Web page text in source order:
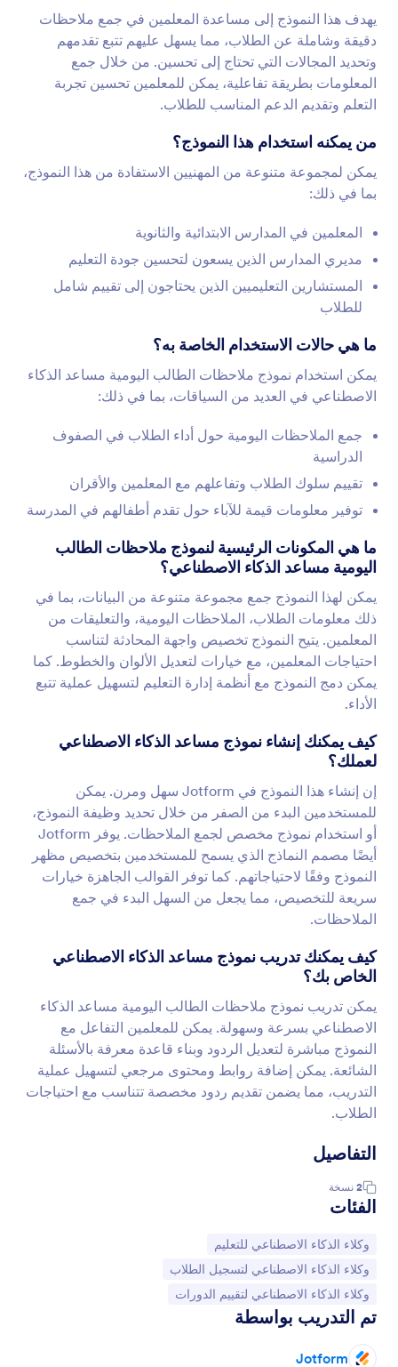
يهدف هذا النموذج إلى مساعدة المعلمين في جمع ملاحظات
دقيقة وشاملة عن الطلاب، مما يسهل عليهم تتبع تقدمهم
وتحديد المجالات التي تحتاج إلى تحسين. من خلال جمع
المعلومات بطريقة تفاعلية، يمكن للمعلمين تحسين تجربة
التعلم وتقديم الدعم المناسب للطلاب.
من يمكنه استخدام هذا النموذج؟
يمكن لمجموعة متنوعة من المهنيين الاستفادة من هذا النموذج،
بما في ذلك:
المعلمين في المدارس الابتدائية والثانوية
مديري المدارس الذين يسعون لتحسين جودة التعليم
المستشارين التعليميين الذين يحتاجون إلى تقييم شامل
للطلاب
ما هي حالات الاستخدام الخاصة به؟
يمكن استخدام نموذج ملاحظات الطالب اليومية مساعد الذكاء
الاصطناعي في العديد من السياقات، بما في ذلك:
جمع الملاحظات اليومية حول أداء الطلاب في الصفوف
الدراسية
تقييم سلوك الطلاب وتفاعلهم مع المعلمين والأقران
توفير معلومات قيمة للآباء حول تقدم أطفالهم في المدرسة
ما هي المكونات الرئيسية لنموذج ملاحظات الطالب
اليومية مساعد الذكاء الاصطناعي؟
يمكن لهذا النموذج جمع مجموعة متنوعة من البيانات، بما في
ذلك معلومات الطلاب، الملاحظات اليومية، والتعليقات من
المعلمين. يتيح النموذج تخصيص واجهة المحادثة لتناسب
احتياجات المعلمين، مع خيارات لتعديل الألوان والخطوط. كما
يمكن دمج النموذج مع أنظمة إدارة التعليم لتسهيل عملية تتبع
الأداء.
كيف يمكنك إنشاء نموذج مساعد الذكاء الاصطناعي
لعملك؟
إن إنشاء هذا النموذج في Jotform سهل ومرن. يمكن
للمستخدمين البدء من الصفر من خلال تحديد وظيفة النموذج،
أو استخدام نموذج مخصص لجمع الملاحظات. يوفر Jotform
أيضًا مصمم النماذج الذي يسمح للمستخدمين بتخصيص مظهر
النموذج وفقًا لاحتياجاتهم. كما توفر القوالب الجاهزة خيارات
سريعة للتخصيص، مما يجعل من السهل البدء في جمع
الملاحظات.
كيف يمكنك تدريب نموذج مساعد الذكاء الاصطناعي
الخاص بك؟
يمكن تدريب نموذج ملاحظات الطالب اليومية مساعد الذكاء
الاصطناعي بسرعة وسهولة. يمكن للمعلمين التفاعل مع
النموذج مباشرة لتعديل الردود وبناء قاعدة معرفة بالأسئلة
الشائعة. يمكن إضافة روابط ومحتوى مرجعي لتسهيل عملية
التدريب، مما يضمن تقديم ردود مخصصة تتناسب مع احتياجات
الطلاب.
التفاصيل
2 نسخة
الفئات
انتقل إلى الفئة:
وكلاء الذكاء الاصطناعي للتعليم
انتقل إلى الفئة:
وكلاء الذكاء الاصطناعي لتسجيل الطلاب
انتقل إلى الفئة:
وكلاء الذكاء الاصطناعي لتقييم الدورات
تم التدريب بواسطة
Jotform